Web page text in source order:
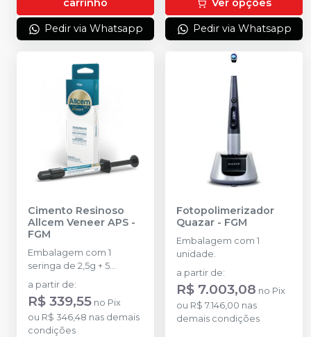
carrinho
Pedir via Whatsapp
Ver opções
Pedir via Whatsapp
Cimento Resinoso
Allcem Veneer APS -
FGM
Embalagem com 1
seringa de 2,5g + 5
ponteiras.
a partir de:
R$ 339,55 no Pix
ou R$ 346,48 nas demais
condições
Fotopolimerizador
Quazar - FGM
Embalagem com 1
unidade.
a partir de:
R$ 7.003,08 no Pix
ou R$ 7.146,00 nas
demais condições